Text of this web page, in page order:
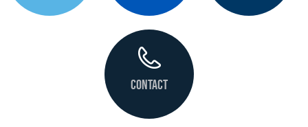
CONTACT